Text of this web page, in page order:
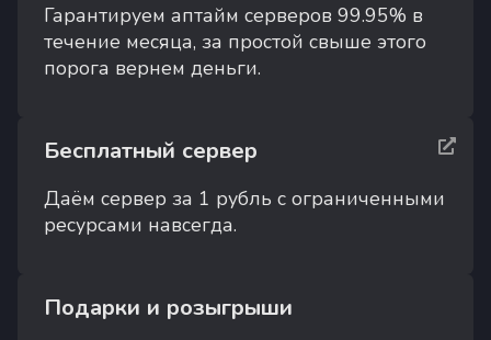
Гарантируем аптайм серверов 99.95% в
течение месяца, за простой свыше этого
порога вернем деньги.
Бесплатный сервер
Даём сервер за 1 рубль с ограниченными
ресурсами навсегда.
Подарки и розыгрыши